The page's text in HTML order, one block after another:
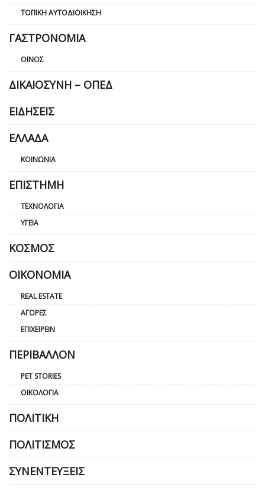
ΤΟΠΙΚΉ ΑΥΤΟΔΙΟΊΚΗΣΗ
ΓΑΣΤΡΟΝΟΜΊΑ
ΟΊΝΟΣ
ΔΙΚΑΙΟΣΎΝΗ – ΟΠΕΔ
ΕΙΔΉΣΕΙΣ
ΕΛΛΆΔΑ
ΚΟΙΝΩΝΊΑ
ΕΠΙΣΤΉΜΗ
ΤΕΧΝΟΛΟΓΊΑ
ΥΓΕΊΑ
ΚΌΣΜΟΣ
ΟΙΚΟΝΟΜΊΑ
REAL ESTATE
ΑΓΟΡΈΣ
ΕΠΙΧΕΙΡΕΊΝ
ΠΕΡΙΒΆΛΛΟΝ
PET STORIES
ΟΙΚΟΛΟΓΊΑ
ΠΟΛΙΤΙΚΉ
ΠΟΛΙΤΙΣΜΌΣ
ΣΥΝΕΝΤΕΎΞΕΙΣ